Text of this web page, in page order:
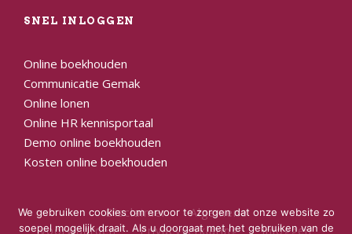
SNEL INLOGGEN
Online boekhouden
Communicatie Gemak
Online lonen
Online HR kennisportaal
Demo online boekhouden
Kosten online boekhouden
Disclaimer
Algemene
voorwaarden
Privacyverklaring Inloggen
We gebruiken cookies om ervoor te zorgen dat onze website zo
soepel mogelijk draait. Als u doorgaat met het gebruiken van de